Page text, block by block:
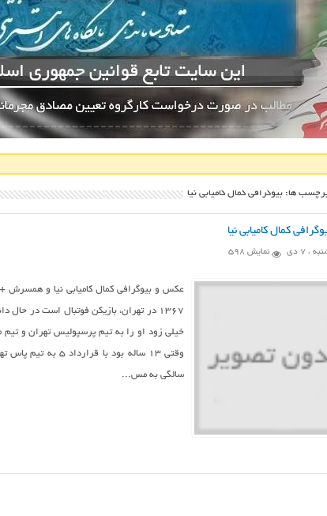
برچسب ها: بيوگرافي کمال کامیابی نیا
کمال کامیابی نیا
، ۷ دی نمایش 598
۱۳۶۷ در تهران، بازیکن فوتبال است در
سالگی به مس...